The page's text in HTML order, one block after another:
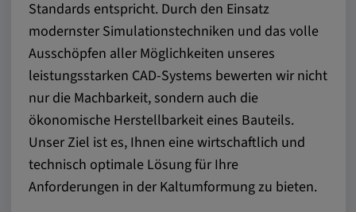
Standards entspricht. Durch den Einsatz
modernster Simulationstechniken und das volle
Ausschöpfen aller Möglichkeiten unseres
leistungsstarken CAD-Systems bewerten wir nicht
nur die Machbarkeit, sondern auch die
ökonomische Herstellbarkeit eines Bauteils.
Unser Ziel ist es, Ihnen eine wirtschaftlich und
technisch optimale Lösung für Ihre
Anforderungen in der Kaltumformung zu bieten.
Statistik
Statistik Cookies sammeln anonyme
Informationen über das Nutzerverhalten.
Diese Informationen helfen uns, das
Verhalten unserer Nutzer auf unserer
Webseite besser zu verstehen.
_pk_id.*, _pk_ses.*